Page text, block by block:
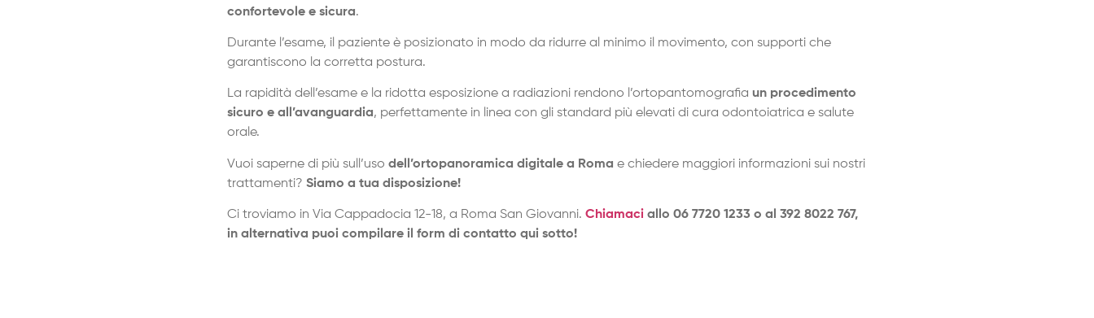
confortevole e sicura.
Durante l’esame, il paziente è posizionato in modo da ridurre al minimo il movimento, con supporti che
garantiscono la corretta postura.
La rapidità dell’esame e la ridotta esposizione a radiazioni rendono l’ortopantomografia un procedimento
sicuro e all’avanguardia, perfettamente in linea con gli standard più elevati di cura odontoiatrica e salute
orale.
Vuoi saperne di più sull’uso dell’ortopanoramica digitale a Roma e chiedere maggiori informazioni sui nostri
trattamenti? Siamo a tua disposizione!
Ci troviamo in Via Cappadocia 12-18, a Roma San Giovanni. Chiamaci allo 06 7720 1233 o al 392 8022 767,
in alternativa puoi compilare il form di contatto qui sotto!